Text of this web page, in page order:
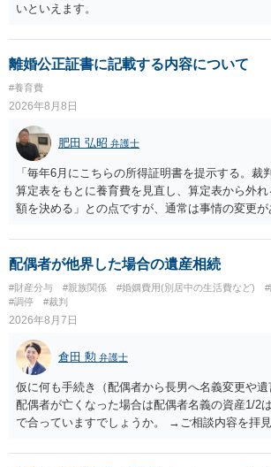
いといえます。
離婚公正証書に記載する内容について
#養育費
2026年8月8日
肥田 弘昭 弁護士
「毎年6月にこちらの所得証明書を提示する。裁
算定表をもとに養育費を見直し、算定表から外
額を決める」との点ですが、通常は事情の変更
来なかった事情の変更により双方協議の上増減
に勤務先」が含まれているので、私に収入が入
行く事になり、上記のような文言が無くても養
来るかと思うのですが違うのでしょうか？との点
います。養育費は事情の変更があった場合に変更
配偶者が他界した場合の遺産相続
#財産分与 #親族関係 #婚姻費用(別居中の生活費など)
#調停
#裁判
2026年8月7日
倉田 勲 弁護士
仮に何も手続き（配偶者から長男へ名義変更や遺
配偶者が亡くなった場合は配偶者名義の資産1/2
で合っていますでしょうか。 →ご相談内容を拝
完全に所有する場合は、他の相続人に対して自